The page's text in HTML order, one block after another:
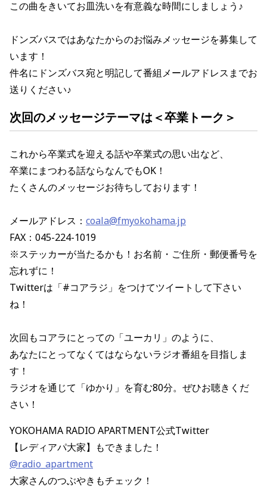
この曲をきいてお皿洗いを有意義な時間にしましょう♪
ドンズバスではあなたからのお悩みメッセージを募集して
います！
件名にドンズバス宛と明記して番組メールアドレスまでお
送りください♪
次回のメッセージテーマは＜卒業トーク ＞
これから卒業式を迎える話や卒業式の思い出など、
卒業にまつわる話ならなんでもOK！
たくさんのメッセージお待ちしております！
メールアドレス： coala@fmyokohama.jp
FAX：045-224-1019
※ステッカーが当たるかも！お名前・ご住所・郵便番号を
忘れずに！
Twitterは「#コアラジ」をつけてツイートして下さい
ね！
次回もコアラにとっての「ユーカリ」のように、
あなたにとってなくてはならないラジオ番組を目指しま
す！
ラジオを通じて「ゆかり」を育む80分。ぜひお聴きくだ
さい！
YOKOHAMA RADIO APARTMENT公式Twitter
【レディアパ大家】もできました！
@radio_apartment
大家さんのつぶやきもチェック！